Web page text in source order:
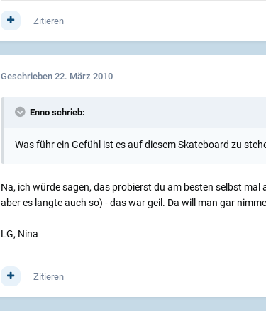
Zitieren
Geschrieben 22. März 2010
Enno schrieb:
Was führ ein Gefühl ist es auf diesem Skateboard zu
Na, ich würde sagen, das probierst du am besten selbst
aber es langte auch so) - das war geil. Da will man gar
LG, Nina
Zitieren